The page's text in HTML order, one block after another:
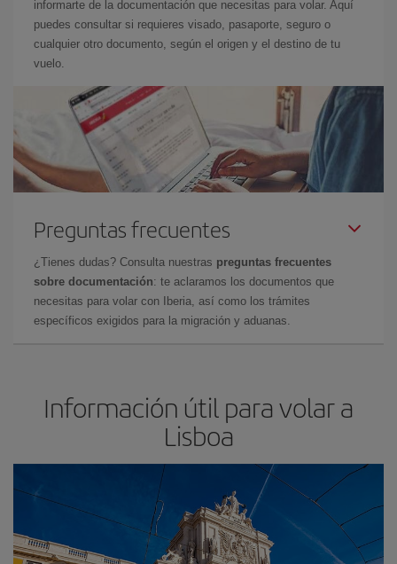
informarte de la documentación que necesitas para volar. Aquí
puedes consultar si requieres visado, pasaporte, seguro o
cualquier otro documento, según el origen y el destino de tu
vuelo.
Preguntas frecuentes
¿Tienes dudas? Consulta nuestras preguntas frecuentes
sobre documentación: te aclaramos los documentos que
necesitas para volar con Iberia, así como los trámites
específicos exigidos para la migración y aduanas.
Información útil para volar a
Lisboa